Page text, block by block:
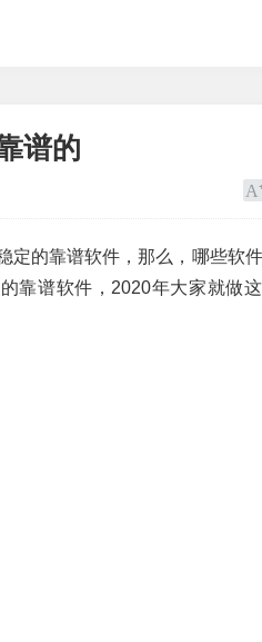
谱的
定的靠谱软件，那么，哪些软
靠谱软件，2020年大家就做